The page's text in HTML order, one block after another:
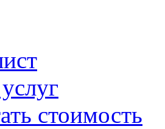
стоимость